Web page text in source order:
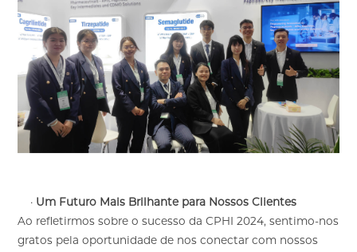
· Um Futuro Mais Brilhante para Nossos Clientes
Ao refletirmos sobre o sucesso da CPHI 2024, sentimo-nos
gratos pela oportunidade de nos conectar com nossos